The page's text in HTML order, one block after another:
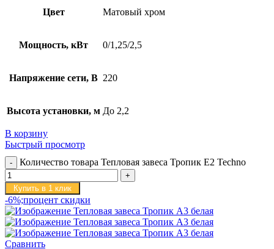
Цвет Матовый хром
Мощность, кВт 0/1,25/2,5
Напряжение сети, В 220
Высота установки, м До 2,2
В корзину
Быстрый просмотр
Количество товара Тепловая завеса Тропик E2 Techno
Купить в 1 клик
-6%;процент скидки
Сравнить